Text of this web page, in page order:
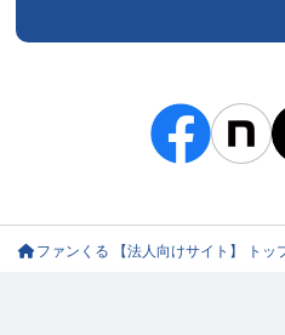
ファンくる 【法人向けサイト】 トッ